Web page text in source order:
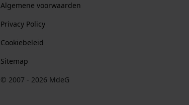
Algemene voorwaarden
Privacy Policy
Cookiebeleid
Sitemap
© 2007 - 2026 MdeG